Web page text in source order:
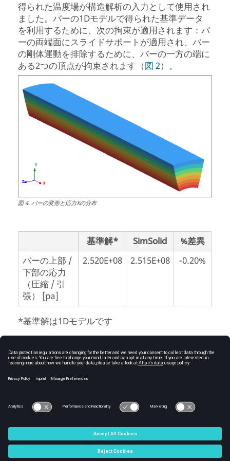
得られた温度場が構造解析の入力として使用され
ました。バーの1Dモデルで得られた基準データ
を利用するために、次の拘束が適用されます：バ
ーの両端面にスライドサポートが適用され、バー
の剛体運動を排除するために、バーの一方の端に
ある2つの頂点が拘束されます（図 2）。
図4.バーの変形と応力Xの分布
基準解* SimSolid
%差異
バーの上部 /
下部の応力
（圧縮 / 引
張） [pa]
2.520E+08 2.515E+08 -0.20%
*基準解は1Dモデルです
for Stress and Strain, Seventh Edition,
McGraw-Hill Book Co.,Inc., 2001, p. 759.
© 2025 Altair Engineering, Inc. All Rights Reserved.
Intellectual Property Rights Notice|Technical Support|Cookie
Consent
☼